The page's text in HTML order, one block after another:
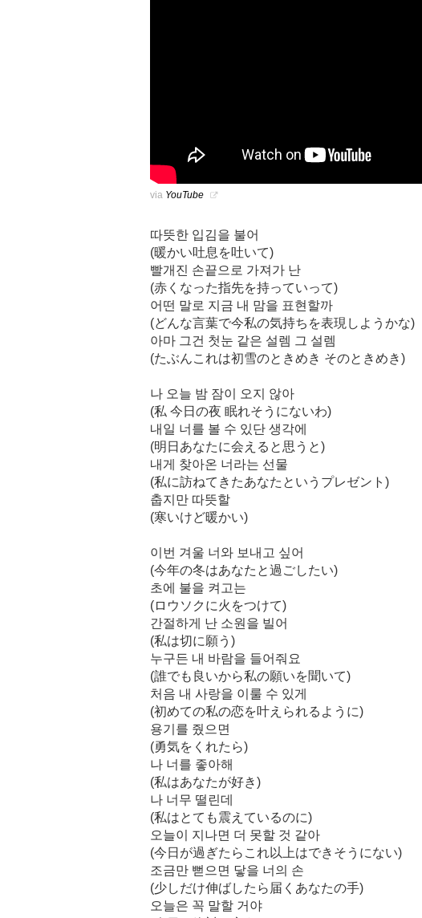
via YouTube
따뜻한 입김을 불어
(暖かい吐息を吐いて)
빨개진 손끝으로 가져가 난
(赤くなった指先を持っていって)
어떤 말로 지금 내 맘을 표현할까
(どんな言葉で今私の気持ちを表現しようかな)
아마 그건 첫눈 같은 설렘 그 설렘
(たぶんこれは初雪のときめき そのときめき)
나 오늘 밤 잠이 오지 않아
(私 今日の夜 眠れそうにないわ)
내일 너를 볼 수 있단 생각에
(明日あなたに会えると思うと)
내게 찾아온 너라는 선물
(私に訪ねてきたあなたというプレゼント)
춥지만 따뜻할
(寒いけど暖かい)
이번 겨울 너와 보내고 싶어
(今年の冬はあなたと過ごしたい)
초에 불을 켜고는
(ロウソクに火をつけて)
간절하게 난 소원을 빌어
(私は切に願う)
누구든 내 바람을 들어줘요
(誰でも良いから私の願いを聞いて)
처음 내 사랑을 이룰 수 있게
(初めての私の恋を叶えられるように)
용기를 줬으면
(勇気をくれたら)
나 너를 좋아해
(私はあなたが好き)
나 너무 떨린데
(私はとても震えているのに)
오늘이 지나면 더 못할 것 같아
(今日が過ぎたらこれ以上はできそうにない)
조금만 뻗으면 닿을 너의 손
(少しだけ伸ばしたら届くあなたの手)
오늘은 꼭 말할 거야